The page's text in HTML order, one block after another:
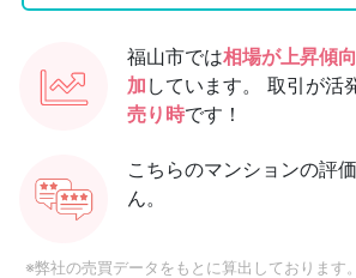
福山市では相場が上昇傾向
加 しています。 取引が活
売り時です！
こちらのマンションの評
ん。
※弊社の売買データをもとに算出しております。